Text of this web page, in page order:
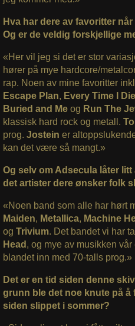
Hva har dere av favoritter
Og er de veldig forskjellige
«Her vil jeg si det er stor
hører på mye hardcore/
rap. Noen av mine favoritter
Escape Plan, Every Time I Die
Buried and Me og Run The
klassisk hard rock og metall.
prog. Jostein er
kan det være så mangt.»
Og selv om Adsecula låter
det artister dere ønsker folk
«Noen band som alle har hørt
Maiden, Metallica, Machine
og Trivium. Det bandet vi har
Head , og mye av musikken vår
blandet inn med 70-talls prog.»
Det er en tid siden denne
grunn ble det noe knute på å
siden slippet i sommer?